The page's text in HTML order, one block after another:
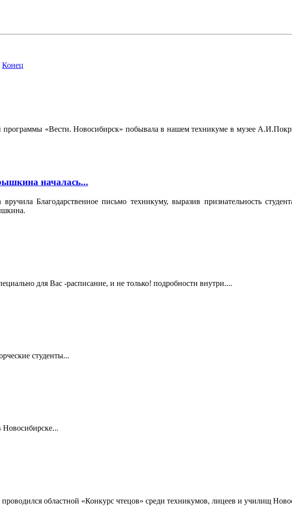
Конец
программы «Вести. Новосибирск» побывала в нашем техникуме в музее
началась...
Благодарственное письмо техникуму, выразив признательность
для Вас -расписание, и не только! подробности внутри....
студенты...
областной «Конкурс чтецов» среди техникумов, лицеев и училищ